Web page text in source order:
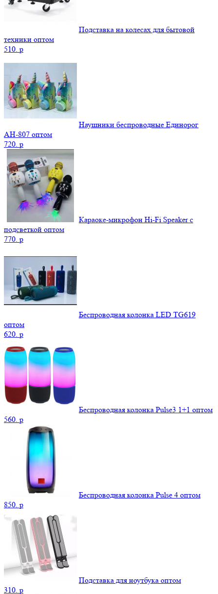
Подставка на колесах для бытовой
техники оптом
510. p
Наушники беспроводные Единорог
AH-807 оптом
720. p
Караоке-микрофон Hi-Fi Speaker с
подсветкой оптом
770. p
Беспроводная колонка LED TG619
оптом
620. p
Беспроводная колонка Pulse3 1+1 оптом
560. p
Беспроводная колонка Pulse 4 оптом
850. p
Подставка для ноутбука оптом
310. p